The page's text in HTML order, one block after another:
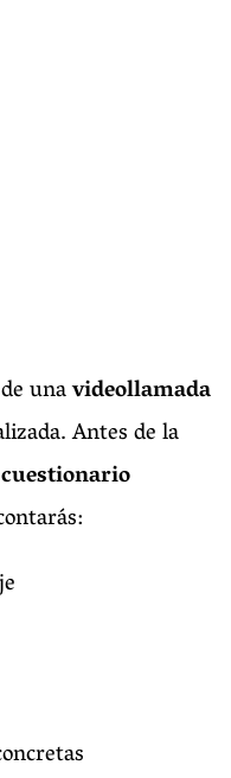
unavideollamada
Antes de la